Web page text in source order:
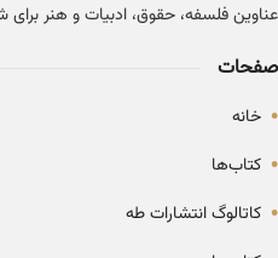
عناوین فلسفه، حقوق، ادبیات و هنر
صفحات
• خانه
• کتاب‌ها
• کاتالوگ انتشارات طه